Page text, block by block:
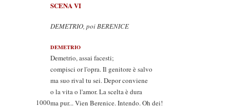
SCENA VI
DEMETRIO, poi BERENICE
DEMETRIO
Demetrio, assai facesti;
compisci or l'opra. Il genitore è salvo
ma suo rival tu sei. Depor conviene
o la vita o l'amor. La scelta è dura
1000ma pur... Vien Berenice. Intendo. Oh dei!